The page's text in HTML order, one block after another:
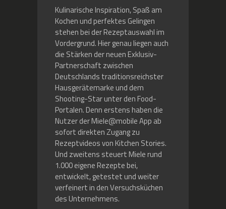
Kulinarische Inspiration, Spaß am
Kochen und perfektes Gelingen
stehen bei der Rezeptauswahl im
Vordergrund. Hier genau liegen auch
die Stärken der neuen Exklusiv-
Partnerschaft zwischen
Deutschlands traditionsreichster
Hausgerätemarke und dem
Shooting-Star unter den Food-
Portalen. Denn erstens haben die
Nutzer der Miele@mobile App ab
sofort direkten Zugang zu
Rezeptvideos von Kitchen Stories.
Und zweitens steuert Miele rund
1.000 eigene Rezepte bei,
entwickelt, getestet und weiter
verfeinert in den Versuchsküchen
des Unternehmens.